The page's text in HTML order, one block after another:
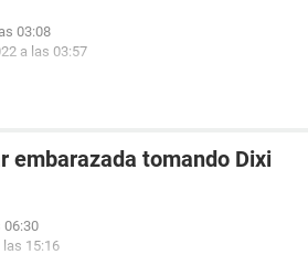
03:08
a las 03:57
embarazada tomando Dixi
06:30
las 15:16